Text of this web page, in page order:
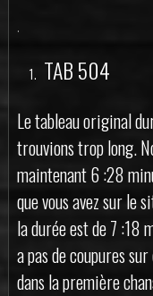
.
TAB 504
Le tableau original
trouvions trop long.
maintenant 6 :28
que vous avez sur le
la durée est de 7 :18
a pas de coupures
dans la première